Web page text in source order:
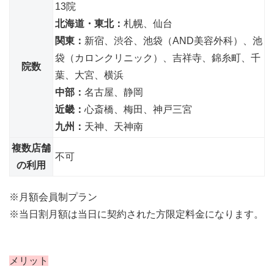
院数
13院
北海道・東北： 札幌、仙台
関東： 新宿、渋谷、池袋（AND美容外科）、池
袋（カロンクリニック）、吉祥寺、錦糸町、千
葉、大宮、横浜
中部： 名古屋、静岡
近畿： 心斎橋、梅田、神戸三宮
九州： 天神、天神南
複数店舗
の利用
不可
※月額会員制プラン
※当日割月額は当日に契約された方限定料金になります。
メリット